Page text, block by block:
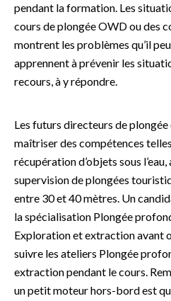
pendant la formation. Les
cours de plongée OWD ou des
montrent les problèmes qu’il
apprennent à prévenir les
recours, à y répondre.
Les futurs directeurs de
maîtriser des compétences
récupération d’objets sous
supervision de plongées
entre 30 et 40 mètres. Un
la spécialisation Plongée
Exploration et extraction avant
suivre les ateliers Plongée
extraction pendant le cours.
un petit moteur hors-bord est